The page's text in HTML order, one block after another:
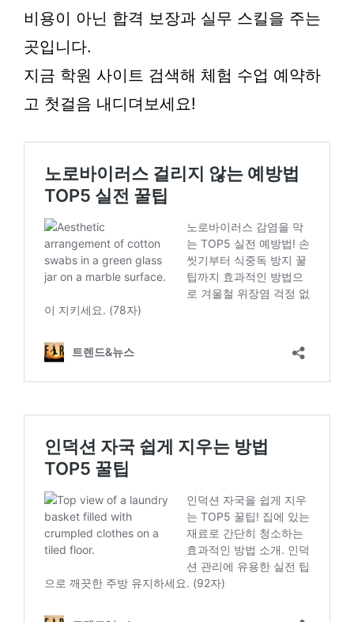
비용이 아닌 합격 보장과 실무 스킬을 주는
곳입니다.
지금 학원 사이트 검색해 체험 수업 예약하
고 첫걸음 내디뎌보세요!